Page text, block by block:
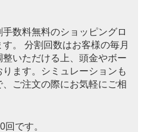
数料無料のショッピングロ
。 分割回数はお客様の毎月
いただける上、頭金やボー
ます。シミュレーションも
ご注文の際にお気軽にご相
です。